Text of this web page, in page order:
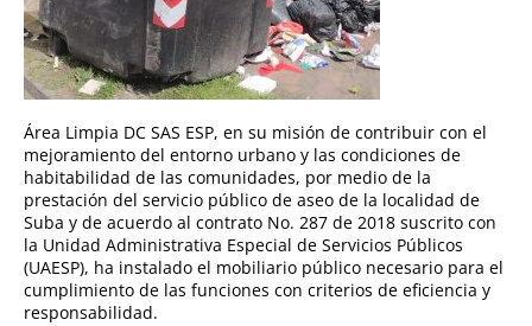
Área Limpia DC SAS ESP, en su misión de contribuir con el
mejoramiento del entorno urbano y las condiciones de
habitabilidad de las comunidades, por medio de la
prestación del servicio público de aseo de la localidad de
Suba y de acuerdo al contrato No. 287 de 2018 suscrito con
la Unidad Administrativa Especial de Servicios Públicos
(UAESP), ha instalado el mobiliario público necesario para el
cumplimiento de las funciones con criterios de eficiencia y
responsabilidad.